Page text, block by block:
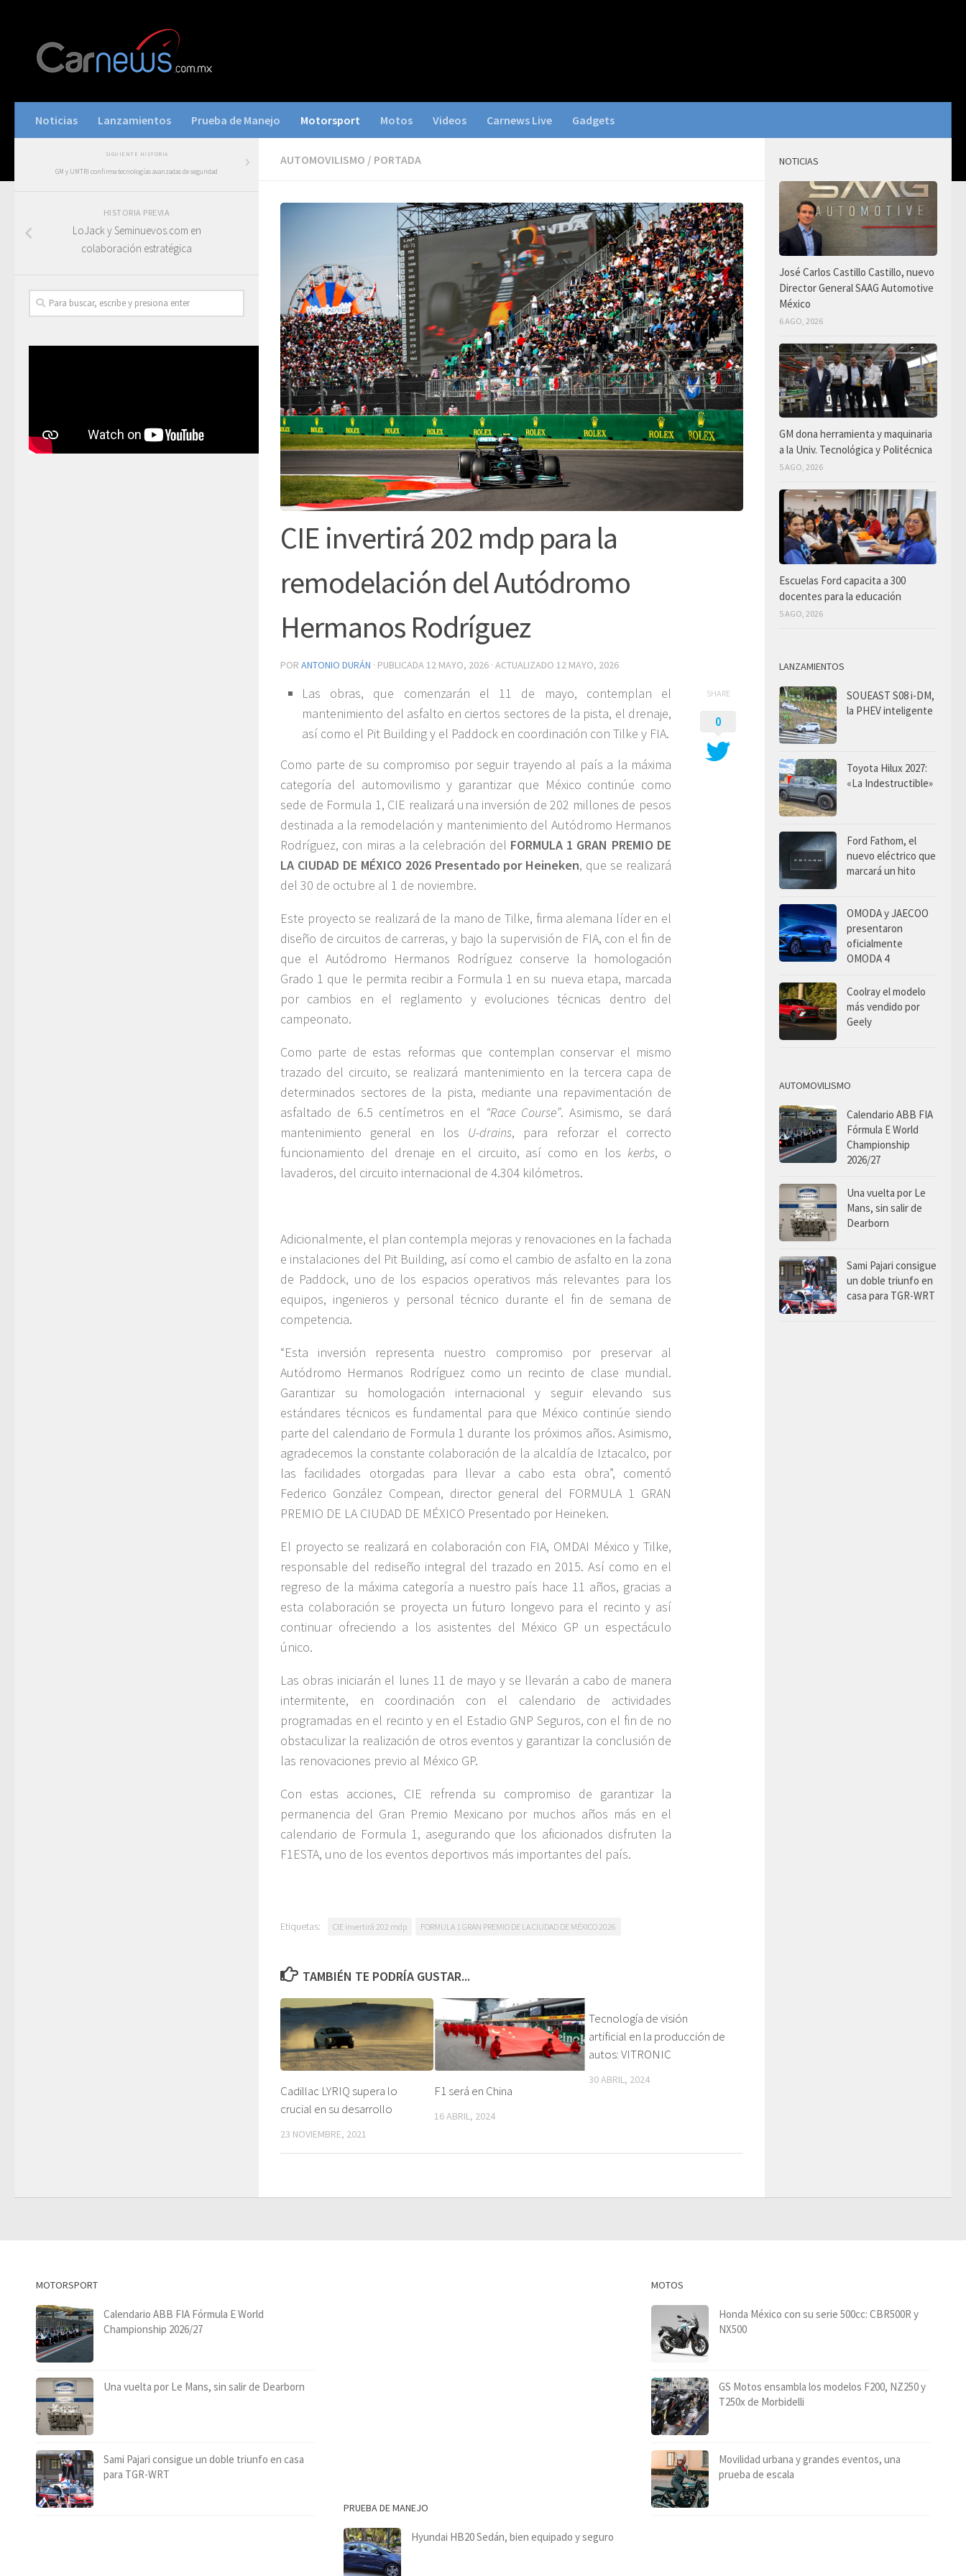
Noticias Lanzamientos Prueba de Manejo Motorsport Motos Videos Carnews Live Gadgets
AUTOMOVILISMO / PORTADA
CIE invertirá 202 mdp para la
remodelación del Autódromo
Hermanos Rodríguez
POR ANTONIO DURÁN · PUBLICADA 12 MAYO, 2026 · ACTUALIZADO 12 MAYO, 2026
Las obras, que comenzarán el 11 de mayo, contemplan el
mantenimiento del asfalto en ciertos sectores de la pista, el drenaje,
así como el Pit Building y el Paddock en coordinación con Tilke y FIA.
Como parte de su compromiso por seguir trayendo al país a la máxima
categoría del automovilismo y garantizar que México continúe como
sede de Formula 1, CIE realizará una inversión de 202 millones de pesos
destinada a la remodelación y mantenimiento del Autódromo Hermanos
Rodríguez, con miras a la celebración del FORMULA 1 GRAN PREMIO DE
LA CIUDAD DE MÉXICO 2026 Presentado por Heineken, que se realizará
del 30 de octubre al 1 de noviembre.
Este proyecto se realizará de la mano de Tilke, firma alemana líder en el
diseño de circuitos de carreras, y bajo la supervisión de FIA, con el fin de
que el Autódromo Hermanos Rodríguez conserve la homologación
Grado 1 que le permita recibir a Formula 1 en su nueva etapa, marcada
por cambios en el reglamento y evoluciones técnicas dentro del
campeonato.
Como parte de estas reformas que contemplan conservar el mismo
trazado del circuito, se realizará mantenimiento en la tercera capa de
determinados sectores de la pista, mediante una repavimentación de
asfaltado de 6.5 centímetros en el “Race Course”. Asimismo, se dará
mantenimiento general en los U-drains, para reforzar el correcto
funcionamiento del drenaje en el circuito, así como en loskerbs, o
lavaderos, del circuito internacional de 4.304 kilómetros.
Adicionalmente, el plan contempla mejoras y renovaciones en la fachada
e instalaciones del Pit Building, así como el cambio de asfalto en la zona
de Paddock, uno de los espacios operativos más relevantes para los
equipos, ingenieros y personal técnico durante el fin de semana de
competencia.
“Esta inversión representa nuestro compromiso por preservar al
Autódromo Hermanos Rodríguez como un recinto de clase mundial.
Garantizar su homologación internacional y seguir elevando sus
estándares técnicos es fundamental para que México continúe siendo
parte del calendario de Formula 1 durante los próximos años. Asimismo,
agradecemos la constante colaboración de la alcaldía de Iztacalco, por
las facilidades otorgadas para llevar a cabo esta obra”, comentó
Federico González Compean, director general del FORMULA 1 GRAN
PREMIO DE LA CIUDAD DE MÉXICO Presentado por Heineken.
El proyecto se realizará en colaboración con FIA, OMDAI México y Tilke,
responsable del rediseño integral del trazado en 2015. Así como en el
regreso de la máxima categoría a nuestro país hace 11 años, gracias a
esta colaboración se proyecta un futuro longevo para el recinto y así
continuar ofreciendo a los asistentes del México GP un espectáculo
único.
Las obras iniciarán el lunes 11 de mayo y se llevarán a cabo de manera
intermitente, en coordinación con el calendario de actividades
programadas en el recinto y en el Estadio GNP Seguros, con el fin de no
obstaculizar la realización de otros eventos y garantizar la conclusión de
las renovaciones previo al México GP.
Con estas acciones, CIE refrenda su compromiso de garantizar la
permanencia del Gran Premio Mexicano por muchos años más en el
calendario de Formula 1, asegurando que los aficionados disfruten la
F1ESTA, uno de los eventos deportivos más importantes del país.
SHARE
0
Etiquetas: CIE invertirá 202 mdp FORMULA 1 GRAN PREMIO DE LA CIUDAD DE MÉXICO 2026
TAMBIÉN TE PODRÍA GUSTAR...
Cadillac LYRIQ supera lo
crucial en su desarrollo
23 NOVIEMBRE, 2021
F1 será en China
16 ABRIL, 2024
Tecnología de visión
artificial en la producción de
autos: VITRONIC
30 ABRIL, 2024
SIGUIENTE HISTORIA
GM y UMTRI confirma tecnologías avanzadas de seguridad
HISTORIA PREVIA
LoJack y Seminuevos.com en
colaboración estratégica
NOTICIAS
José Carlos Castillo Castillo, nuevo
Director General SAAG Automotive
México
6 AGO, 2026
GM dona herramienta y maquinaria
a la Univ. Tecnológica y Politécnica
5 AGO, 2026
Escuelas Ford capacita a 300
docentes para la educación
5 AGO, 2026
LANZAMIENTOS
SOUEAST S08 i-DM,
la PHEV inteligente
Toyota Hilux 2027:
«La Indestructible»
Ford Fathom, el
nuevo eléctrico que
marcará un hito
OMODA y JAECOO
presentaron
oficialmente
OMODA 4
Coolray el modelo
más vendido por
Geely
AUTOMOVILISMO
Calendario ABB FIA
Fórmula E World
Championship
2026/27
Una vuelta por Le
Mans, sin salir de
Dearborn
Sami Pajari consigue
un doble triunfo en
casa para TGR-WRT
MOTORSPORT
Calendario ABB FIA Fórmula E World
Championship 2026/27
Una vuelta por Le Mans, sin salir de Dearborn
Sami Pajari consigue un doble triunfo en casa
para TGR-WRT
PRUEBA DE MANEJO
Hyundai HB20 Sedán, bien equipado y seguro
MOTOS
Honda México con su serie 500cc: CBR500R y
NX500
GS Motos ensambla los modelos F200, NZ250 y
T250x de Morbidelli
Movilidad urbana y grandes eventos, una
prueba de escala